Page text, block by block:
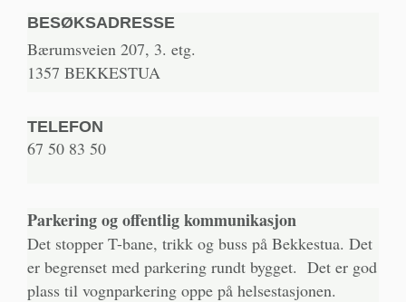
BESØKSADRESSE
Bærumsveien 207, 3. etg.
1357 BEKKESTUA
TELEFON
67 50 83 50
Parkering og offentlig kommunikasjon
Det stopper T-bane, trikk og buss på Bekkestua. Det
er begrenset med parkering rundt bygget. Det er god
plass til vognparkering oppe på helsestasjonen.